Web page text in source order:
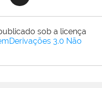
sob a licença
3.0 Não